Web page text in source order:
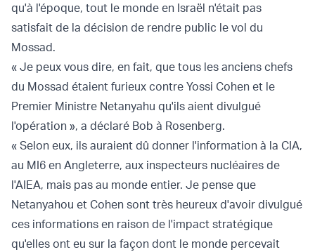
qu'à l'époque, tout le monde en Israël n'était pas
satisfait de la décision de rendre public le vol du
Mossad.
« Je peux vous dire, en fait, que tous les anciens chefs
du Mossad étaient furieux contre Yossi Cohen et le
Premier Ministre Netanyahu qu'ils aient divulgué
l'opération », a déclaré Bob à Rosenberg.
« Selon eux, ils auraient dû donner l'information à la CIA,
au MI6 en Angleterre, aux inspecteurs nucléaires de
l'AIEA, mais pas au monde entier. Je pense que
Netanyahou et Cohen sont très heureux d'avoir divulgué
ces informations en raison de l'impact stratégique
qu'elles ont eu sur la façon dont le monde percevait